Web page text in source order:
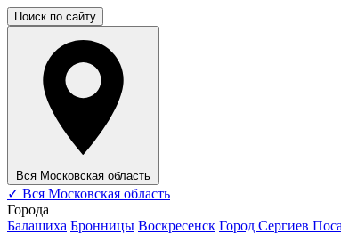
Поиск по сайту
Вся Московская область
✓ Вся Московская область
Города
Балашиха Бронницы Воскресенск Город Сергиев